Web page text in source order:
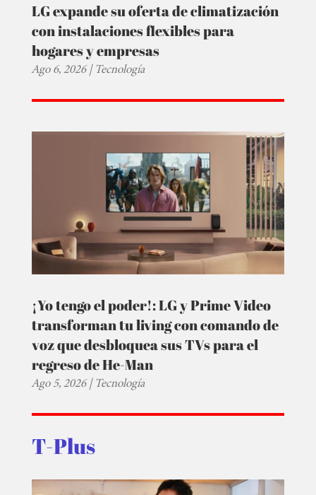
LG expande su oferta de climatización
con instalaciones flexibles para
hogares y empresas
Ago 6, 2026|Tecnología
¡Yo tengo el poder!: LG y Prime Video
transforman tu living con comando de
voz que desbloquea sus TVs para el
regreso de He-Man
Ago 5, 2026|Tecnología
T-Plus